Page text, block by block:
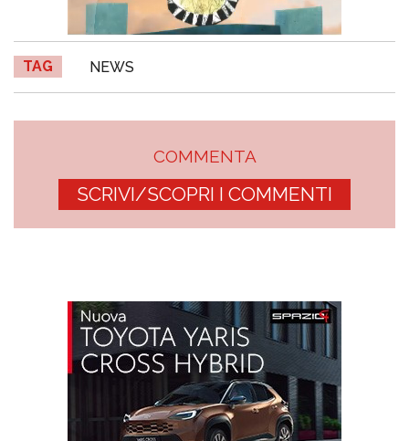
TAG NEWS
COMMENTA
SCRIVI/SCOPRI I COMMENTI